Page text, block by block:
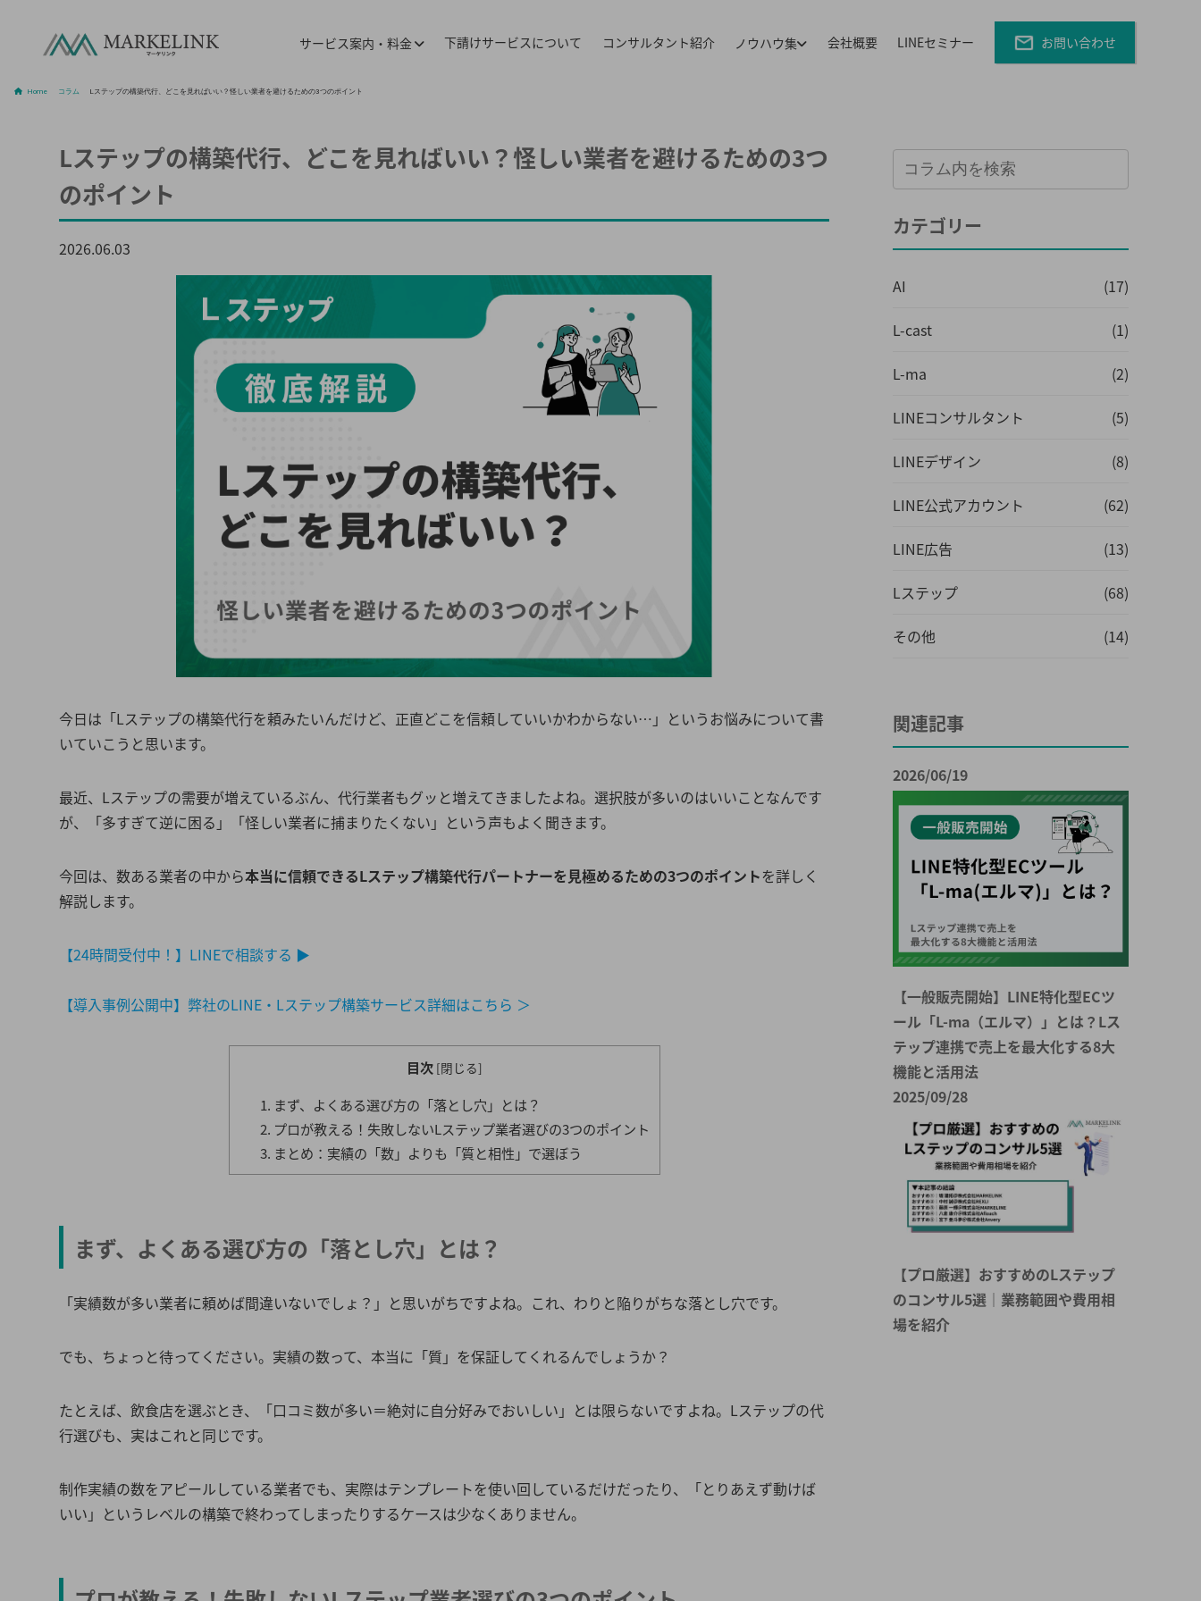
サービス案内・料金 下請けサービスについて コンサルタント紹介 ノウハウ集 会社概要 LINEセミナー お問い合わせ
Home コラム Lステップの構築代行、どこを見ればいい？怪しい業者を避けるための3つのポイント
Lステップの構築代行、どこを見ればいい？怪しい業者を避けるための3つ
のポイント
2026.06.03
今日は「Lステップの構築代行を頼みたいんだけど、正直どこを信頼していいかわからない…」というお悩みについて書
いていこうと思います。
最近、Lステップの需要が増えているぶん、代行業者もグッと増えてきましたよね。選択肢が多いのはいいことなんです
が、「多すぎて逆に困る」「怪しい業者に捕まりたくない」という声もよく聞きます。
今回は、数ある業者の中から本当に信頼できるLステップ構築代行パートナーを見極めるための3つのポイントを詳しく
解説します。
【24時間受付中！】LINEで相談する ▶︎
【導入事例公開中】弊社のLINE・Lステップ構築サービス詳細はこちら ＞
目次 [閉じる]
まず、よくある選び方の「落とし穴」とは？
プロが教える！失敗しないLステップ業者選びの3つのポイント
まとめ：実績の「数」よりも「質と相性」で選ぼう
まず、よくある選び方の「落とし穴」とは？
「実績数が多い業者に頼めば間違いないでしょ？」と思いがちですよね。これ、わりと陥りがちな落とし穴です。
でも、ちょっと待ってください。実績の数って、本当に「質」を保証してくれるんでしょうか？
たとえば、飲食店を選ぶとき、「口コミ数が多い＝絶対に自分好みでおいしい」とは限らないですよね。Lステップの代
行選びも、実はこれと同じです。
制作実績の数をアピールしている業者でも、実際はテンプレートを使い回しているだけだったり、「とりあえず動けば
いい」というレベルの構築で終わってしまったりするケースは少なくありません。
カテゴリー
AI (17)
L-cast (1)
L-ma (2)
LINEコンサルタント (5)
LINEデザイン (8)
LINE公式アカウント (62)
LINE広告 (13)
Lステップ (68)
その他 (14)
関連記事
2026/06/19
【一般販売開始】LINE特化型ECツ
ール「L-ma（エルマ）」とは？Lス
テップ連携で売上を最大化する8大
機能と活用法
2025/09/28
【プロ厳選】おすすめのLステップ
のコンサル5選｜業務範囲や費用相
場を紹介